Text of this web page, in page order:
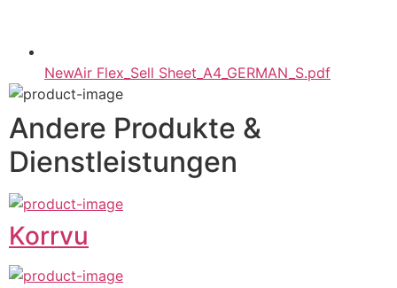
NewAir Flex_Sell Sheet_A4_GERMAN_S.pdf
Andere Produkte &
Dienstleistungen
Korrvu